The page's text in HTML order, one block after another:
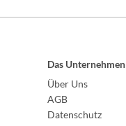
Das Unternehmen
Über Uns
AGB
Datenschutz